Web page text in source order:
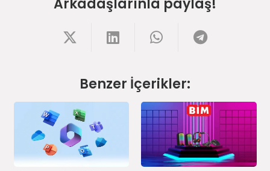
Arkadaşlarınla paylaş!
Benzer İçerikler: